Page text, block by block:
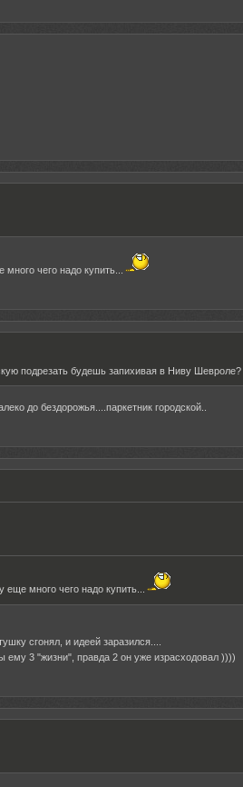
чего надо купить...
подрезать будешь запихивая в Ниву Шевроле?
до бездорожья....паркетник городской..
много чего надо купить...
сгонял, и идеей заразился....
ему 3 "жизни", правда 2 он уже израсходовал ))))